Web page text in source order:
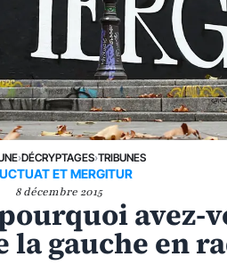
›DÉCRYPTAGES›TRIBUNES
ET MERGITUR
8 décembre 2015
avez-
gauche en